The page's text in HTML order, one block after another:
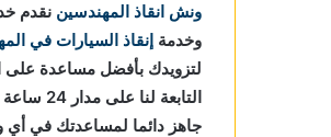
ونش انقاذ المهندسين نقدم
وخدمة إنقاذ السيارات في
لتزويدك بأفضل مساعدة على
التابعة لنا على مدار 24 ساعة الآن للحصول على